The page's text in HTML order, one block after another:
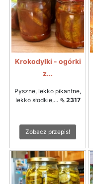
Krokodylki - ogórki
z...
Pyszne, lekko pikantne,
lekko słodkie,... ⇖ 2317
Zobacz przepis!